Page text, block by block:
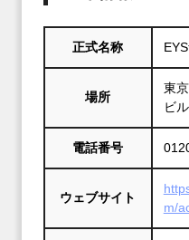
正式名称
場所
東
ビ
電話番号
ウェブサイト
m/